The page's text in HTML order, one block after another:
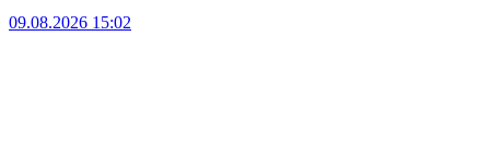
09.08.2026 15:02